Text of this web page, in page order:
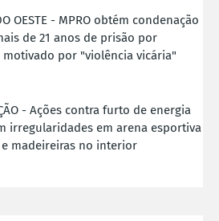
OESTE - MPRO obtém condenação
de 21 anos de prisão por
por "violência vicária"
- Ações contra furto de energia
irregularidades em arena esportiva
madeireiras no interior